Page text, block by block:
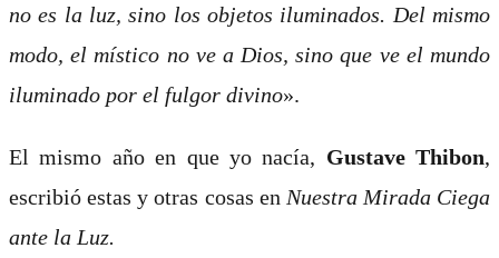
no es la luz, sino los objetos iluminados. Del mismo
modo, el místico no ve a Dios, sino que ve el mundo
iluminado por el fulgor divino».
El mismo año en que yo nacía, Gustave Thibon,
escribió estas y otras cosas en Nuestra Mirada Ciega
ante la Luz.